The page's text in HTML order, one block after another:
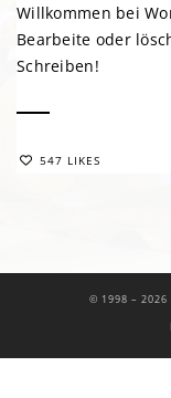
Willkommen bei
Bearbeite oder
Schreiben!
547 LIKES
© 1998 – 2026